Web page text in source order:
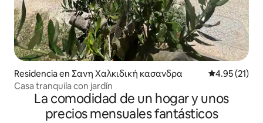
Residencia en Σανη Χαλκιδική κασανδρα Calificación
4.95 (21)
Casa tranquila con jardín
La comodidad de un hogar y unos
precios mensuales fantásticos